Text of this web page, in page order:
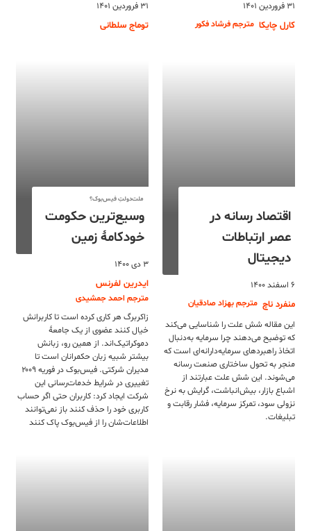
۳۱ فروردین ۱۴۰۱
کارل چایکا مترجم فرشاد فکور
۳۱ فروردین ۱۴۰۱
توماج سلطانی
اقتصاد رسانه در
عصر ارتباطات
دیجیتال
۶ اسفند ۱۴۰۰
منفرد ناچ مترجم بهزاد صادقیان
این مقاله شش علت را شناسایی می‌کند
که توضیح می‌دهند چرا سرمایه به‌دنبال
اتخاذ راهبردهای سرمایه‌دارانه‌ای است که
منجر به تحول ساختاری صنعت رسانه
می‌شوند. این شش علت عبارتند از
اشباع بازار، بیش‌انباشت، گرایش به نرخ
نزولی سود، تمرکز سرمایه، فشار رقابت و
تبلیغات.
ملت‌دولتِ فیس‌بوک؟
وسیع‌ترین حکومت
خودکامۀ زمین
۳ دی ۱۴۰۰
ایدرین لفرنس
مترجم احمد جمشیدی
زاکربرگ هر کاری کرده است تا کاربرانش
خیال کنند عضوی از یک جامعۀ
دموکراتیک‌اند. از همین رو، زبانش
بیشتر شبیه زبان حکمرانان است تا
مدیران شرکتی. فیس‌بوک در فوریه ۲۰۰۹
تغییری در شرایط خدمات‌رسانی این
شرکت ایجاد کرد: کاربران حتی اگر حساب
کاربری‌ خود را حذف کنند باز نمی‌توانند
اطلاعات‌شان را از فیس‌بوک پاک کنند